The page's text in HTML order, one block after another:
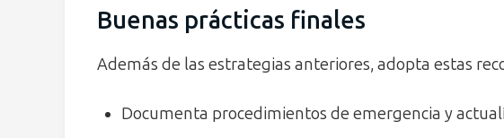
Buenas prácticas finales
Además de las estrategias anteriores, adopta estas
Documenta procedimientos de emergencia y